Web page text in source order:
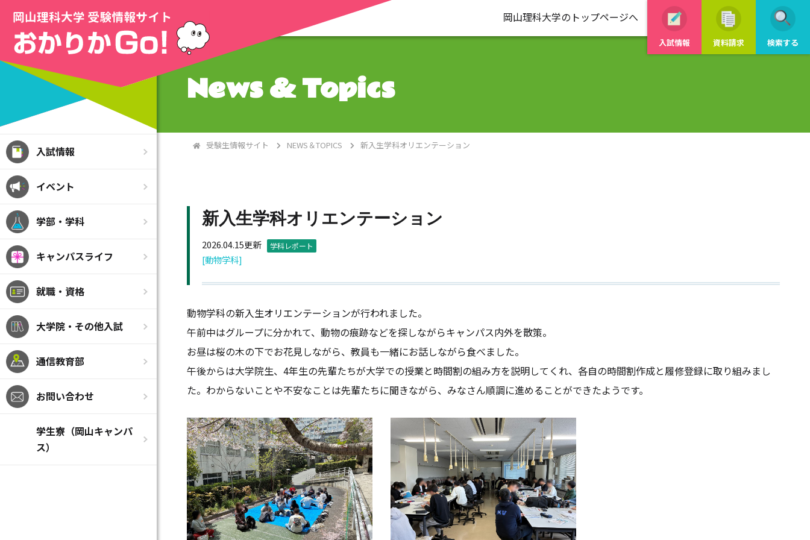
入試情報
イベント
学部・学科
キャンパスライフ
就職・資格
大学院・その他入試
通信教育部
お問い合わせ
学生寮（岡山キャンパ
ス）
岡山理科大学のトップページへ
入試情報 資料請求 検索する
News & Topics
受験生情報サイト NEWS＆TOPICS 新入生学科オリエンテーション
新入生学科オリエンテーション
2026.04.15更新 学科レポート
[動物学科]
動物学科の新入生オリエンテーションが行われました。
午前中はグループに分かれて、動物の痕跡などを探しながらキャンパス内外を散策。
お昼は桜の木の下でお花見しながら、教員も一緒にお話しながら食べました。
午後からは大学院生、4年生の先輩たちが大学での授業と時間割の組み方を説明してくれ、各自の時間割作成と履修登録に取り組みまし
た。わからないことや不安なことは先輩たちに聞きながら、みなさん順調に進めることができたようです。